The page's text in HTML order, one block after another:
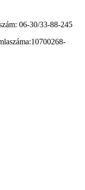
06-30/33-88-245